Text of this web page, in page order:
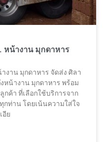
หน้างาน มุกดาหาร
งาน มุกดาหาร จัดส่ง ศิลา
หน้างาน มุกดาหาร พร้อม
า ที่เลือกใช้บริการจาก
กท่าน โดยเน้นความใส่ใจ
อีย